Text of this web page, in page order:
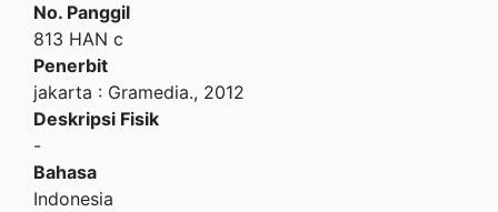
No. Panggil
813 HAN c
Penerbit
jakarta : Gramedia., 2012
Deskripsi Fisik
-
Bahasa
Indonesia